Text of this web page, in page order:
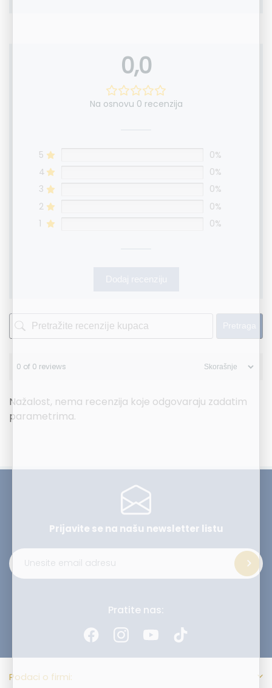
0,0
Na osnovu 0 recenzija
5
0%
4
0%
3
0%
2
0%
1
0%
0 of 0 reviews
Nažalost, nema recenzija koje odgovaraju zadatim
parametrima.
Prijavite se na našu newsletter listu
Pratite nas:
Podaci o firmi: